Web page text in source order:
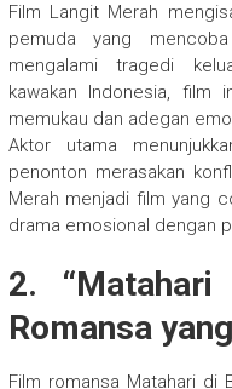
Film Langit Merah
pemuda yang
mengalami tragedi
kawakan Indonesia, film
memukau dan adegan
Aktor utama
penonton merasakan
Merah menjadi film yang
drama emosional dengan
2.
Romansa
Film romansa Matahari di